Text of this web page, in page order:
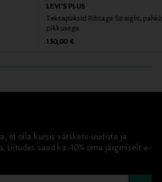
LEVI'S PLUS
Teksapüksid Ribcage Straight,
pikkusega
Original Price
130,00 €
et olla kursis värskete uudiste ja
Liitudes saad ka -10% oma järgmiselt e-